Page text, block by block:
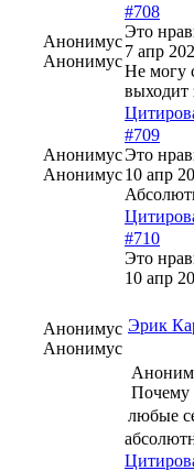
Анонимус
Анонимус
#708
Это
7 апр
Не могу
выходит
Анонимус
Анонимус
#709
Это
10 апр
Анонимус
Анонимус
#710
Это
10 апр
Эрик
Почему
любые